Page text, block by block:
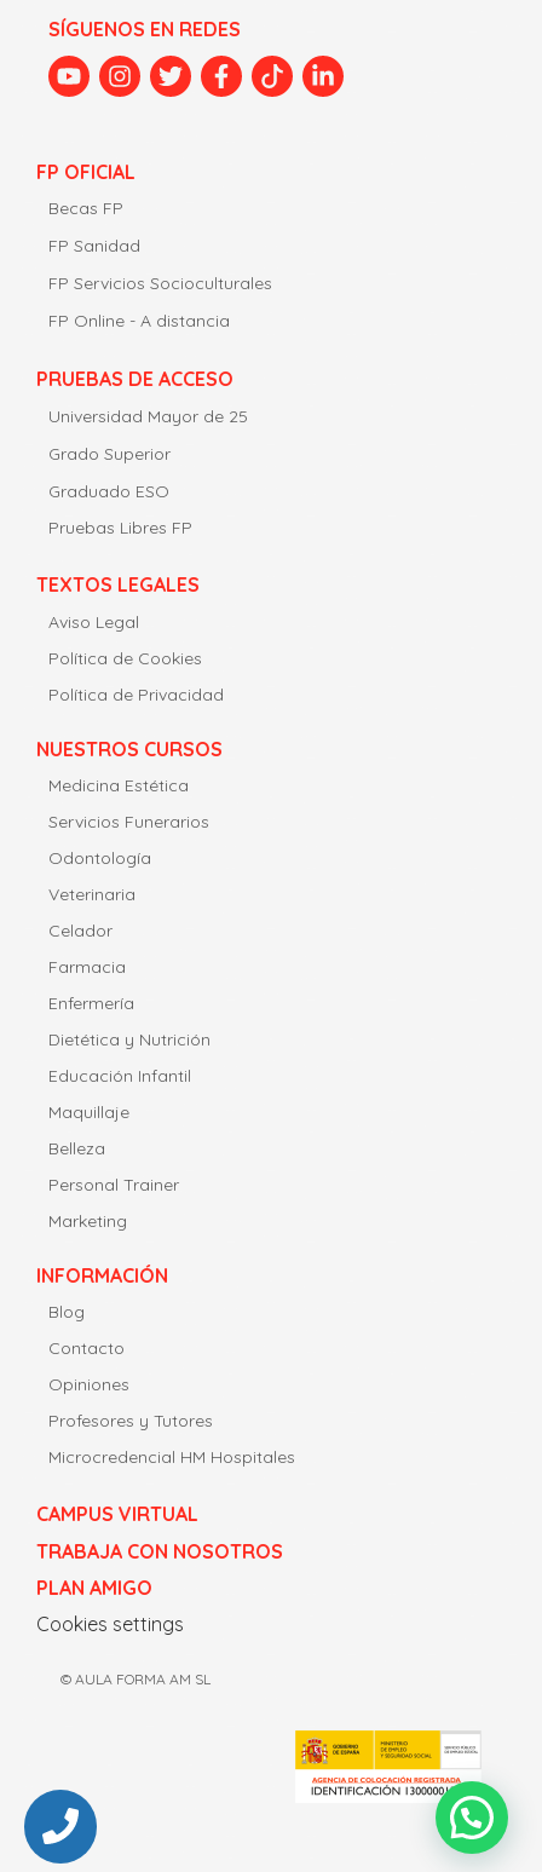
SÍGUENOS EN REDES
FP OFICIAL
Becas FP
FP Sanidad
FP Servicios Socioculturales
FP Online - A distancia
PRUEBAS DE ACCESO
Universidad Mayor de 25
Grado Superior
Graduado ESO
Pruebas Libres FP
TEXTOS LEGALES
Aviso Legal
Política de Cookies
Política de Privacidad
NUESTROS CURSOS
Medicina Estética
Servicios Funerarios
Odontología
Veterinaria
Celador
Farmacia
Enfermería
Dietética y Nutrición
Educación Infantil
Maquillaje
Belleza
Personal Trainer
Marketing
INFORMACIÓN
Blog
Contacto
Opiniones
Profesores y Tutores
Microcredencial HM Hospitales
CAMPUS VIRTUAL
TRABAJA CON NOSOTROS
PLAN AMIGO
Cookies settings
© AULA FORMA AM SL